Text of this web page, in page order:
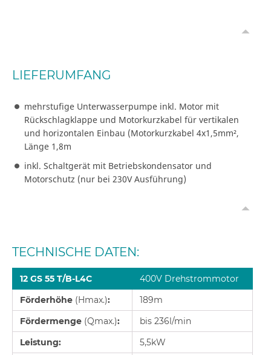
LIEFERUMFANG
mehrstufige Unterwasserpumpe inkl. Motor mit
Rückschlagklappe und Motorkurzkabel für vertikalen
und horizontalen Einbau (Motorkurzkabel 4x1,5mm²,
Länge 1,8m
inkl. Schaltgerät mit Betriebskondensator und
Motorschutz (nur bei 230V Ausführung)
TECHNISCHE DATEN:
12 GS 55 T/B-L4C
400V Drehstrommotor
Förderhöhe (Hmax.):
189m
Fördermenge (Qmax.):
bis 236l/min
Leistung:
5,5kW